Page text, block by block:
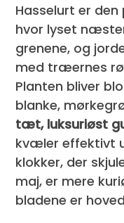
Hasselurt er
hvor lyset
grenene, og
med træernes
Planten bliver
blanke,
tæt, luksuriøst
kvæler effektivt
klokker, der
maj, er mere
bladene er